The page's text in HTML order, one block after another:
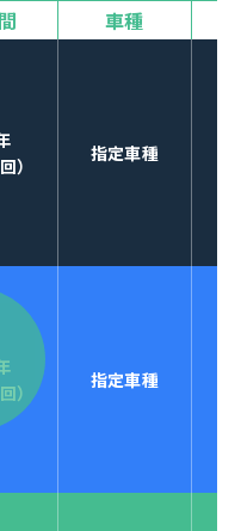
る！
ら
払い可能
ース決済を国際5大カ
車種
）
指定車種
）
指定車種